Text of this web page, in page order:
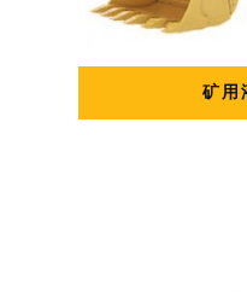
矿用